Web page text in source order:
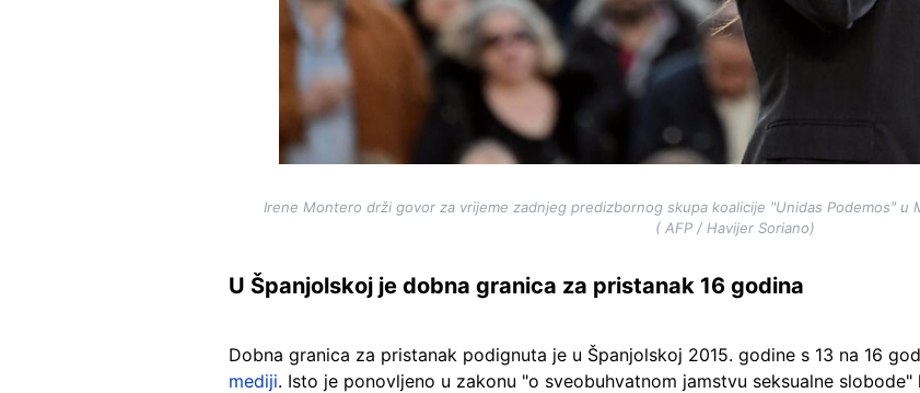
Irene Montero drži govor za vrijeme zadnjeg predizbornog skupa koalicije "Unidas Podemos" u
( AFP / Havijer Soriano)
U Španjolskoj je dobna granica za pristanak 16 godina
Dobna granica za pristanak podignuta je u Španjolskoj 2015. godine s 13 na 16
mediji. Isto je ponovljeno u zakonu "o sveobuhvatnom jamstvu seksualne slobode"